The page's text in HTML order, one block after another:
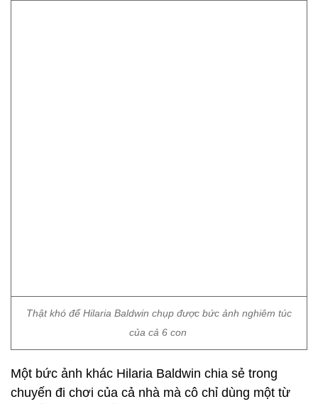
Thật khó để Hilaria Baldwin chụp được bức ảnh nghiêm túc
của cả 6 con
Một bức ảnh khác Hilaria Baldwin chia sẻ trong
chuyến đi chơi của cả nhà mà cô chỉ dùng một từ